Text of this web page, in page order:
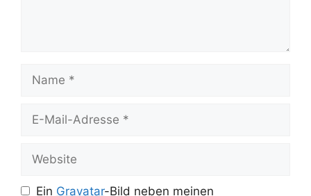
Name
Website
Ein Gravatar-Bild neben meinen